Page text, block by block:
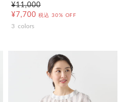
¥11,000
¥7,700 税込 30% OFF
3 colors